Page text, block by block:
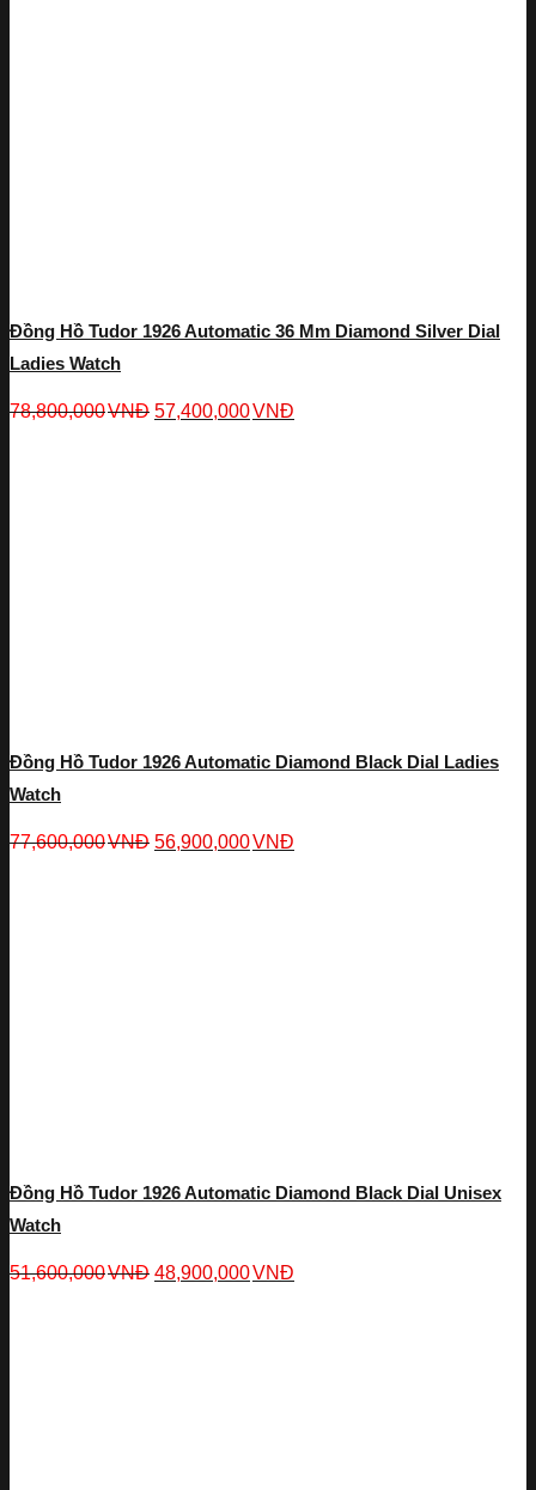
Đồng Hồ Tudor 1926 Automatic 36 Mm Diamond Silver Dial
Ladies Watch
78,800,000VNĐ 57,400,000VNĐ
Đồng Hồ Tudor 1926 Automatic Diamond Black Dial Ladies
Watch
77,600,000VNĐ 56,900,000VNĐ
Đồng Hồ Tudor 1926 Automatic Diamond Black Dial Unisex
Watch
51,600,000VNĐ 48,900,000VNĐ